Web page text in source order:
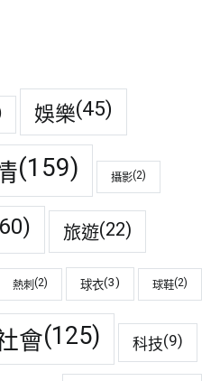
娛樂(45)
(159) 攝影(2)
旅遊(22)
熱刺 (2) 球衣(3) 球鞋(2)
會(125) 科技(9)